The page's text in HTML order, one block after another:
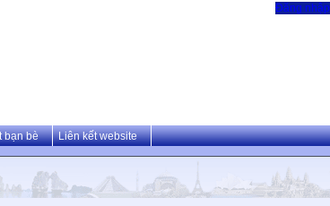
Đăng
bạn bè Liên kết website